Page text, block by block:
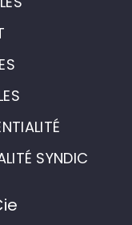
SYNDIC